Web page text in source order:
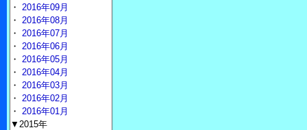
・ 2016年09月
・ 2016年08月
・ 2016年07月
・ 2016年06月
・ 2016年05月
・ 2016年04月
・ 2016年03月
・ 2016年02月
・ 2016年01月
▼2015年